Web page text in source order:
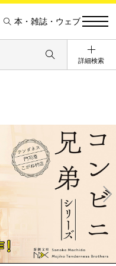
本・雑誌・ウェブ
詳細検索
xt